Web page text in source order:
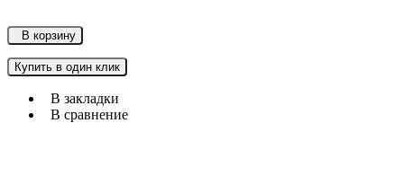
В корзину
Купить в один клик
В закладки
В сравнение